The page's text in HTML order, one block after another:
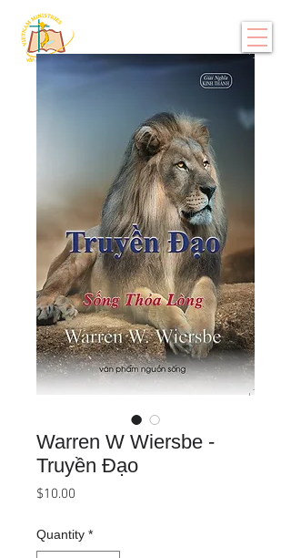
Warren W Wiersbe -
Truyền Đạo
$10.00
Quantity *